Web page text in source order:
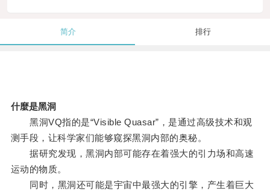
简介 排行
什麼是黑洞
黑洞VQ指的是“Visible Quasar”，是通过高级技术和观
测手段，让科学家们能够窥探黑洞内部的奥秘。
据研究发现，黑洞内部可能存在着强大的引力场和高速
运动的物质。
同时，黑洞还可能是宇宙中最强大的引擎，产生着巨大